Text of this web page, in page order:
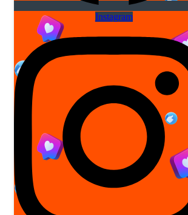
Instagram